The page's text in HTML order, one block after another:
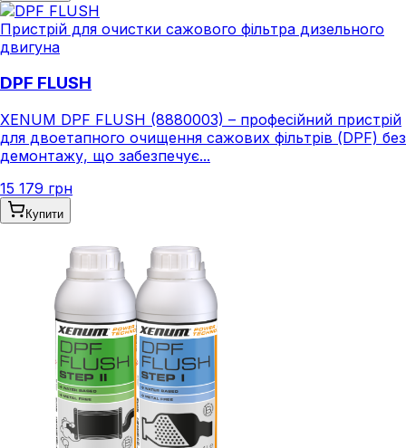
Пристрій для очистки сажового фільтра дизельного
двигуна
DPF FLUSH
XENUM DPF FLUSH (8880003) – професійний пристрій
для двоетапного очищення сажових фільтрів (DPF) без
демонтажу, що забезпечує...
15 179 грн
Купити